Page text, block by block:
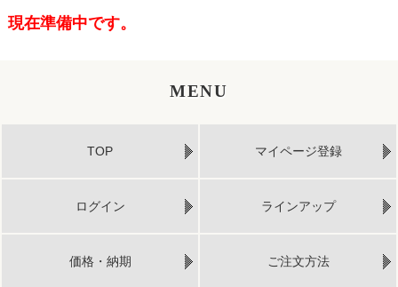
現在準備中です。
MENU
TOP マイページ登録
ログイン ラインアップ
価格・納期 ご注文方法